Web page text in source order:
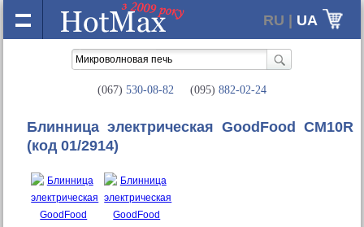
RU | UA
(067) 530-08-82 (095) 882-02-24
Блинница электрическая GoodFood CM10R
(код 01/2914)